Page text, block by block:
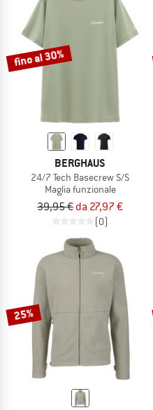
fino al 30%
BERGHAUS
24/7 Tech Basecrew S/S
Maglia funzionale
39,95 € da 27,97 €
(0)
25%